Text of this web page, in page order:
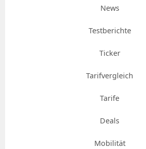
News
Testberichte
Ticker
Tarifvergleich
Tarife
Deals
Mobilität